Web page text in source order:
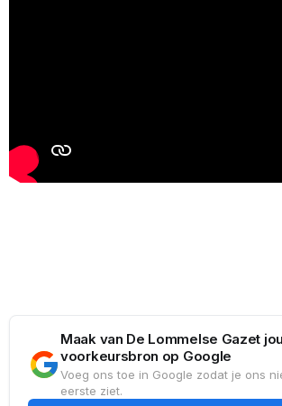
Maak van De Lommelse Gazet
voorkeursbron op Google
Voeg ons toe in Google zodat je ons
eerste ziet.